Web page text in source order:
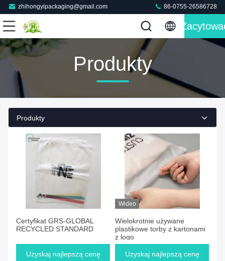
zhihongyipackaging@gmail.com 86-0755-26586728
Produkty
Produkty
Certyfikat GRS-GLOBAL
RECYCLED STANDARD
Uzyskaj najlepszą cenę
Wideo
Wielokrotnie używane
plastikowe torby z kartonami
z logo
Uzyskaj najlepszą cenę